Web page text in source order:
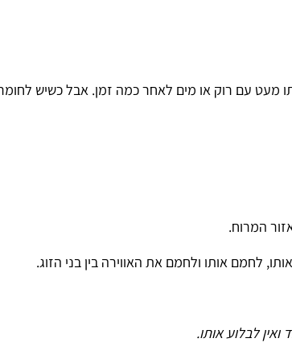
או מים לאחר כמה זמן. אבל כשיש לחומר סיכה כל
ולחמם את האווירה בין בני הזוג.
אותו.